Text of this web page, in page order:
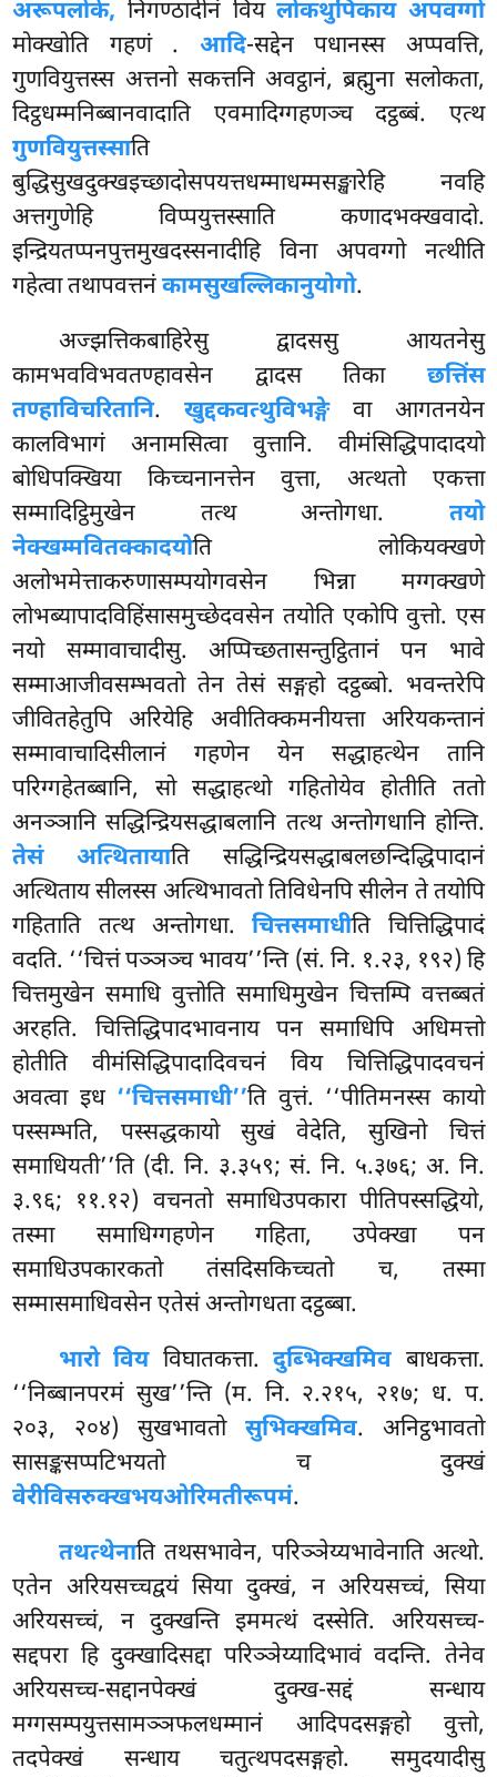
अरूपलोके, निगण्ठादीनं वियलोकथुपिकाय अपवग्गो
मोक्खोति गहणं . आदि-सद्देन पधानस्स अप्पवत्ति,
गुणवियुत्तस्स अत्तनो सकत्तनि अवट्ठानं, ब्रह्मुना सलोकता,
दिट्ठधम्मनिब्बानवादाति एवमादिग्गहणञ्च दट्ठब्बं. एत्थ
गुणवियुत्तस्साति
बुद्धिसुखदुक्खइच्छादोसपयत्तधम्माधम्मसङ्खारेहि नवहि
अत्तगुणेहि विप्पयुत्तस्साति कणादभक्खवादो.
इन्द्रियतप्पनपुत्तमुखदस्सनादीहि विना अपवग्गो नत्थीति
गहेत्वा तथापवत्तनंकामसुखल्लिकानुयोगो.
अज्झत्तिकबाहिरेसु द्वादससु आयतनेसु
कामभवविभवतण्हावसेन द्वादस तिका छत्तिंस
तण्हाविचरितानि.खुद्दकवत्थुविभङ्गेवा आगतनयेन
कालविभागं अनामसित्वा वुत्तानि. वीमंसिद्धिपादादयो
बोधिपक्खिया किच्चनानत्तेन वुत्ता, अत्थतो एकत्ता
सम्मादिट्ठिमुखेन तत्थ अन्तोगधा. तयो
नेक्खम्मवितक्कादयोति लोकियक्खणे
अलोभमेत्ताकरुणासम्पयोगवसेन भिन्ना मग्गक्खणे
लोभब्यापादविहिंसासमुच्छेदवसेन तयोति एकोपि वुत्तो. एस
नयो सम्मावाचादीसु. अप्पिच्छतासन्तुट्ठितानं पन भावे
सम्माआजीवसम्भवतो तेन तेसं सङ्गहो दट्ठब्बो. भवन्तरेपि
जीवितहेतुपि अरियेहि अवीतिक्कमनीयत्ता अरियकन्तानं
सम्मावाचादिसीलानं गहणेन येन सद्धाहत्थेन तानि
परिग्गहेतब्बानि, सो सद्धाहत्थो गहितोयेव होतीति ततो
अनञ्ञानि सद्धिन्द्रियसद्धाबलानि तत्थ अन्तोगधानि होन्ति.
तेसं अत्थितायाति सद्धिन्द्रियसद्धाबलछन्दिद्धिपादानं
अत्थिताय सीलस्स अत्थिभावतो तिविधेनपि सीलेन ते तयोपि
गहिताति तत्थ अन्तोगधा.चित्तसमाधीति चित्तिद्धिपादं
वदति. ‘‘चित्तं पञ्ञञ्च भावय’’न्ति (सं. नि. १.२३, १९२) हि
चित्तमुखेन समाधिवुत्तोति समाधिमुखेन चित्तम्पि वत्तब्बतं
अरहति. चित्तिद्धिपादभावनाय पन समाधिपि अधिमत्तो
होतीति वीमंसिद्धिपादादिवचनं विय चित्तिद्धिपादवचनं
अवत्वा इध ‘‘चित्तसमाधी’’ति वुत्तं. ‘‘पीतिमनस्स कायो
पस्सम्भति, पस्सद्धकायो सुखं वेदेति, सुखिनो चित्तं
समाधियती’’ति (दी. नि. ३.३५९; सं. नि. ५.३७६; अ. नि.
३.९६; ११.१२) वचनतो समाधिउपकारा पीतिपस्सद्धियो,
तस्मा समाधिग्गहणेन गहिता, उपेक्खा पन
समाधिउपकारकतो तंसदिसकिच्चतो च, तस्मा
सम्मासमाधिवसेन एतेसं अन्तोगधता दट्ठब्बा.
भारो वियविघातकत्ता.दुब्भिक्खमिव बाधकत्ता.
‘‘निब्बानपरमं सुख’’न्ति (म. नि. २.२१५, २१७; ध. प.
२०३, २०४) सुखभावतो सुभिक्खमिव. अनिट्ठभावतो
सासङ्कसप्पटिभयतो च दुक्खं
वेरीविसरुक्खभयओरिमतीरूपमं.
तथत्थेनाति तथसभावेन, परिञ्ञेय्यभावेनाति अत्थो.
एतेन अरियसच्चद्वयं सिया दुक्खं, न अरियसच्चं, सिया
अरियसच्चं, न दुक्खन्ति इममत्थं दस्सेति. अरियसच्च-
सद्दपरा हि दुक्खादिसद्दा परिञ्ञेय्यादिभावं वदन्ति. तेनेव
अरियसच्च-सद्दानपेक्खं दुक्ख-सद्दं सन्धाय
मग्गसम्पयुत्तसामञ्ञफलधम्मानं आदिपदसङ्गहो वुत्तो,
तदपेक्खं सन्धाय चतुत्थपदसङ्गहो. समुदयादीसु